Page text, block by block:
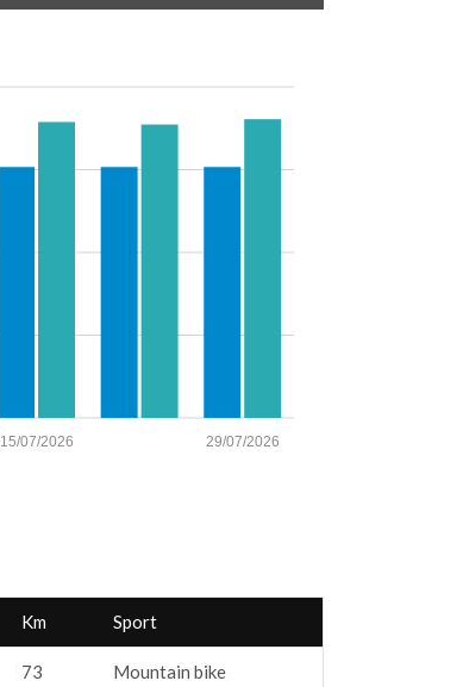
29/07/2026
15/07/2026
Km Sport
73 Mountain bike